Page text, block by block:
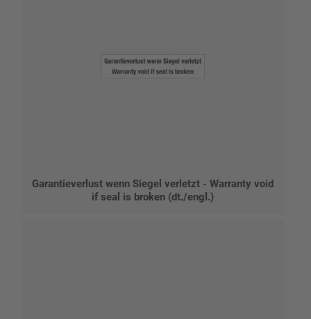
Garantieverlust wenn Siegel verletzt - Warranty void
if seal is broken (dt./engl.)